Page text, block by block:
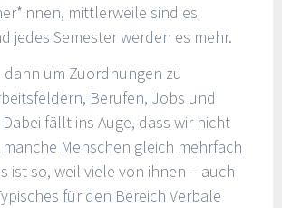
mittlerweile sind es
jedes Semester werden es mehr.
dann um Zuordnungen zu
Berufen, Jobs und
fällt ins Auge, dass wir nicht
Menschen gleich mehrfach
ist so, weil viele von ihnen – auch
für den Bereich Verbale